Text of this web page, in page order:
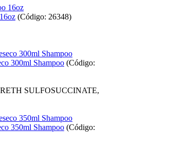
(Código: 26348)
300ml Shampoo (Código:
SULFOSUCCINATE,
350ml Shampoo (Código: